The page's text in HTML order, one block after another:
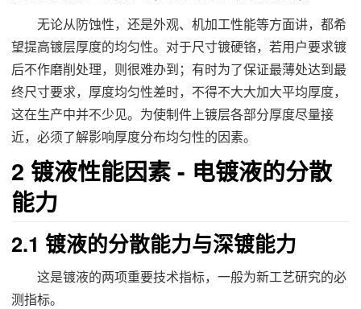
无论从防蚀性，还是外观、机加工性能等方面讲，都希
望提高镀层厚度的均匀性。对于尺寸镀硬铬，若用户要求镀
后不作磨削处理，则很难办到；有时为了保证最薄处达到最
终尺寸要求，厚度均匀性差时，不得不大大加大平均厚度，
这在生产中并不少见。为使制件上镀层各部分厚度尽量接
近，必须了解影响厚度分布均匀性的因素。
2 镀液性能因素 - 电镀液的分散
能力
2.1 镀液的分散能力与深镀能力
这是镀液的两项重要技术指标，一般为新工艺研究的必
测指标。